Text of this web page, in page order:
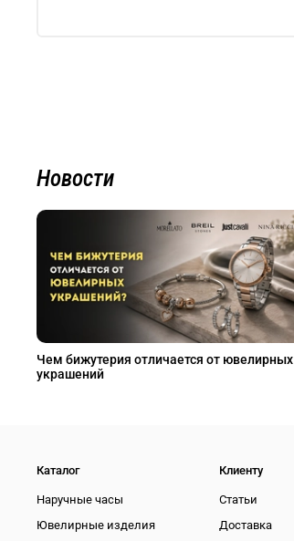
Новости
Чем бижутерия отличается от ювелирных
украшений
Каталог
Наручные часы
Ювелирные изделия
Клиенту
Статьи
Доставка